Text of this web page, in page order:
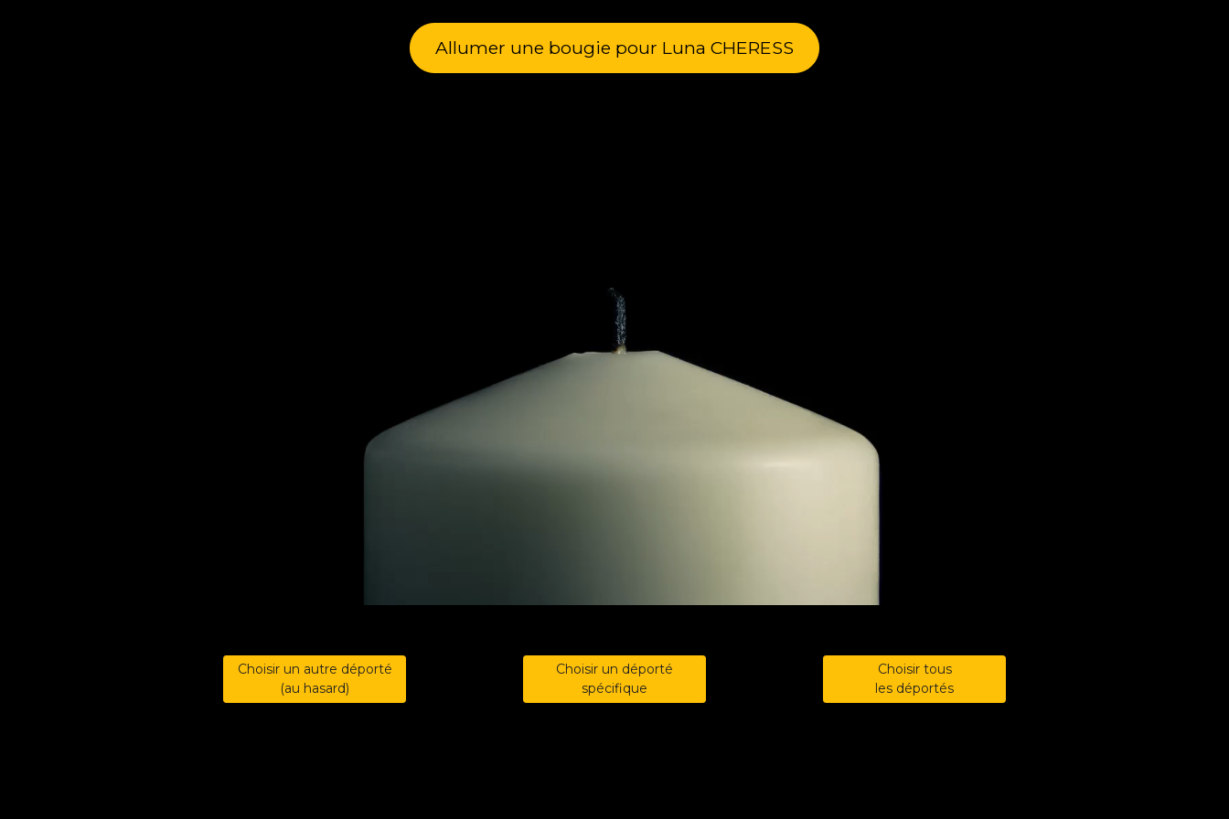
Allumer une bougie pour Luna CHERESS
Choisir un autre déporté
(au hasard)
Choisir un déporté
spécifique
Choisir tous
les déportés